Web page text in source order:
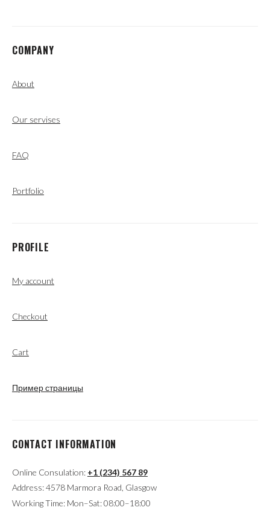
COMPANY
About
Our servises
FAQ
Portfolio
PROFILE
My account
Checkout
Cart
Пример страницы
CONTACT INFORMATION
Online Consulation: +1 (234) 567 89
Address: 4578 Marmora Road, Glasgow
Working Time: Mon–Sat: 08:00–18:00